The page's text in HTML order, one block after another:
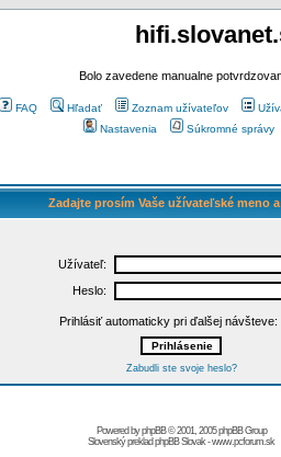
Bolo zavedene manualne
FAQ Hľadať Zoznam užívateľov
Nastavenia
Súkromné správy
Zadajte prosím Vaše užívateľské meno
Užívateľ:
Heslo:
Prihlásiť automaticky pri ďalšej návšteve:
Zabudli ste svoje heslo?
Powered byphpBB© 2001, 2005 phpBB Group
Slovenský preklad phpBB Slovak-www.pcforum.sk